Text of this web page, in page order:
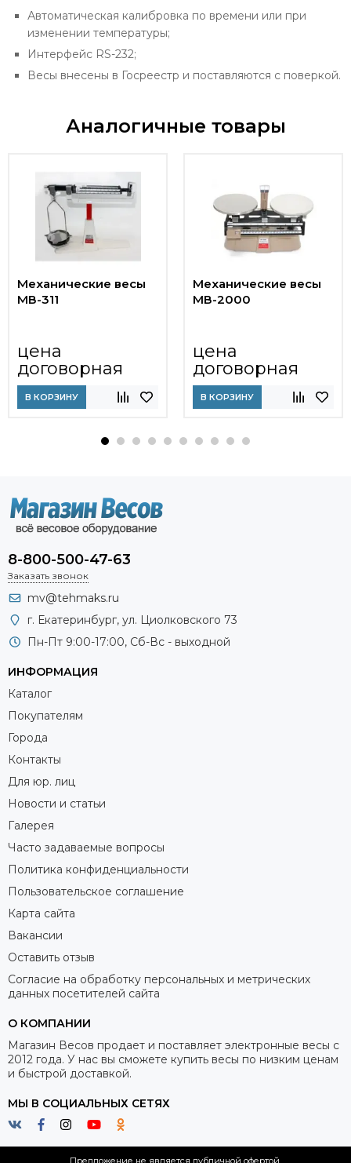
Автоматическая калибровка по времени или при
изменении температуры;
Интерфейс RS-232;
Весы внесены в Госреестр и поставляются с поверкой.
Аналогичные товары
Механические весы
МВ-311
цена
договорная
В КОРЗИНУ
Механические весы
МВ-2000
цена
договорная
В КОРЗИНУ
8-800-500-47-63
Заказать звонок
mv@tehmaks.ru
г. Екатеринбург, ул. Циолковского 73
Пн-Пт 9:00-17:00, Сб-Вс - выходной
ИНФОРМАЦИЯ
Каталог
Покупателям
Города
Контакты
Для юр. лиц
Новости и статьи
Галерея
Часто задаваемые вопросы
Политика конфиденциальности
Пользовательское соглашение
Карта сайта
Вакансии
Оставить отзыв
Согласие на обработку персональных и метрических
данных посетителей сайта
О КОМПАНИИ
Магазин Весов продает и поставляет электронные весы с
2012 года. У нас вы сможете купить весы по низким ценам
и быстрой доставкой.
МЫ В СОЦИАЛЬНЫХ СЕТЯХ
Предложение не является публичной офертой.